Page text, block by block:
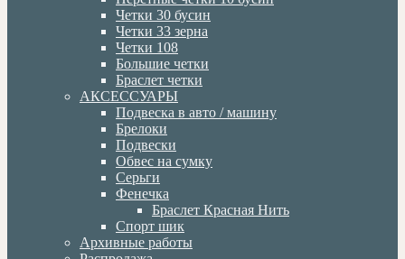
Четки 30 бусин
Четки 33 зерна
Четки 108
Большие четки
Браслет четки
АКСЕССУАРЫ
Подвеска в авто / машину
Брелоки
Подвески
Обвес на сумку
Серьги
Фенечка
Браслет Красная Нить
Спорт шик
Архивные работы